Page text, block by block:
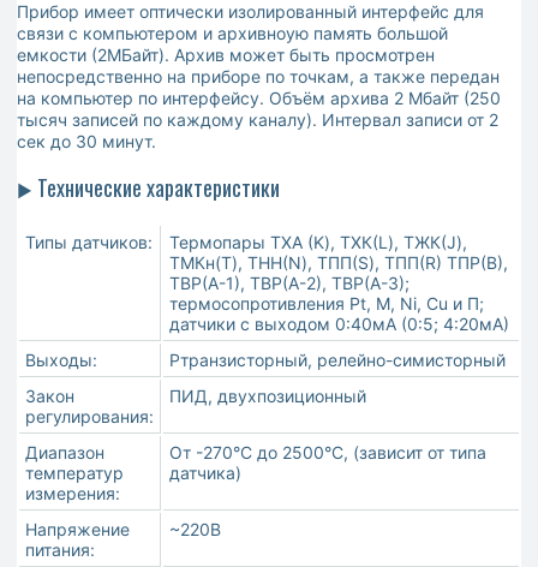
Прибор имеет оптически изолированный интерфейс для
связи с компьютером и архивноую память большой
емкости (2МБайт). Архив может быть просмотрен
непосредственно на приборе по точкам, а также передан
на компьютер по интерфейсу. Объём архива 2 Мбайт (250
тысяч записей по каждому каналу). Интервал записи от 2
сек до 30 минут.
► Технические характеристики
Типы датчиков:
Термопары ТХА (K), ТХК(L), ТЖК(J),
ТМКн(T), ТНН(N), ТПП(S), ТПП(R) ТПР(В),
ТВР(А-1), ТВР(А-2), ТВР(А-3);
термосопротивления Pt, M, Ni, Cu и П;
датчики с выходом 0:40мА (0:5; 4:20мА)
Выходы:
Ртранзисторный, релейно-симисторный
Закон
регулирования:
ПИД, двухпозиционный
Диапазон
температур
измерения:
От -270°С до 2500°С, (зависит от типа
датчика)
Напряжение
питания:
~220В